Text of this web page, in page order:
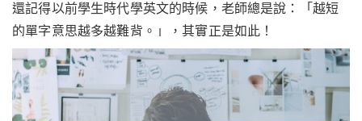
還記得以前學生時代學英文的時候，老師總是說：「越短
的單字意思越多越難背。」，其實正是如此！